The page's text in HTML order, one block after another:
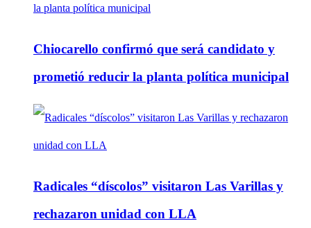
Chiocarello confirmó que será candidato y
prometió reducir la planta política municipal
Radicales “díscolos” visitaron Las Varillas y
rechazaron unidad con LLA